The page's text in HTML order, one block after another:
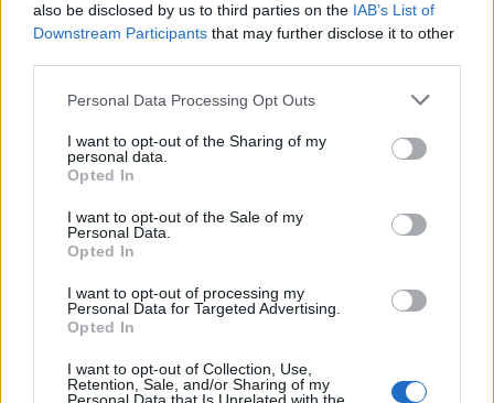
also be disclosed by us to third parties on the IAB’s List of
Downstream Participants that may further disclose it to other
Personal Data Processing Opt Outs
I want to opt-out of the Sharing of my
personal data.
Opted In
I want to opt-out of the Sale of my
Personal Data.
Opted In
I want to opt-out of processing my
Personal Data for Targeted Advertising.
Opted In
I want to opt-out of Collection, Use,
Retention, Sale, and/or Sharing of my
Η σινοαμερικανική διένεξη οδηγεί στο
“κόκκινο” τα ευρωπαϊκά ταμπλό
Η Συντακτική ομάδα του Libre
Βουτιά κάνουν σήμερα τα ευρωπαϊκά
χρηματιστήρια, καθώς οι επενδυτές επέστρεψαν
από την αργία της Πρωτομαγιάς και βρέθηκαν
προ μίας νέας διαμάχης των ΗΠΑ και της Κίνας
για την κρίση του κορονοϊού, η οποία προκάλεσε
μεγάλη πτώση των μετοχών των κλάδων που
επηρεάζονται ιδιαίτερα από τον οικονομικό